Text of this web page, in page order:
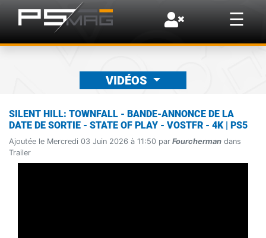
☰
×
VIDÉOS
SILENT HILL: TOWNFALL - BANDE-ANNONCE DE LA
DATE DE SORTIE - STATE OF PLAY - VOSTFR - 4K | PS5
Ajoutée le Mercredi 03 Juin 2026 à 11:50 par Fourcherman dans
Trailer